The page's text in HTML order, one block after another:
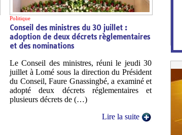
Politique
Conseil des ministres du 30 juillet :
adoption de deux décrets règlementaires
et des nominations
Le Conseil des ministres, réuni le jeudi 30
juillet à Lomé sous la direction du Président
du Conseil, Faure Gnassingbé, a examiné et
adopté deux décrets réglementaires et
plusieurs décrets de (…)
Lire la suite